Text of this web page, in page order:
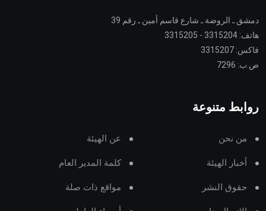
دمشق ـ الروضة ـ شارع قاسم أمين ـ رقم 39
هاتف: 3315204 - 3315205
فاكس: 3315207
ص.ب: 7296
روابط متنوعة
من نحن عن الهيئة
أخبار الهيئة كلمة المدير العام
حقوق النشر مواقع ذات صلة